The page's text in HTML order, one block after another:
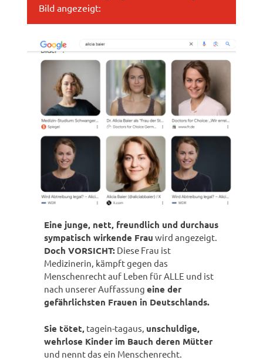
Bild angezeigt:
Eine junge, nett, freundlich und durchaus
sympatisch wirkende Frau wird angezeigt.
Doch VORSICHT:Diese Frau ist
Medizinerin, kämpft gegen das
Menschenrecht auf Leben für ALLE und ist
nach unserer Auffassung eine der
gefährlichsten Frauen in Deutschlands.
Sie tötet, tagein-tagaus, unschuldige,
wehrlose Kinder im Bauch deren Mütter
und nennt das ein Menschenrecht.